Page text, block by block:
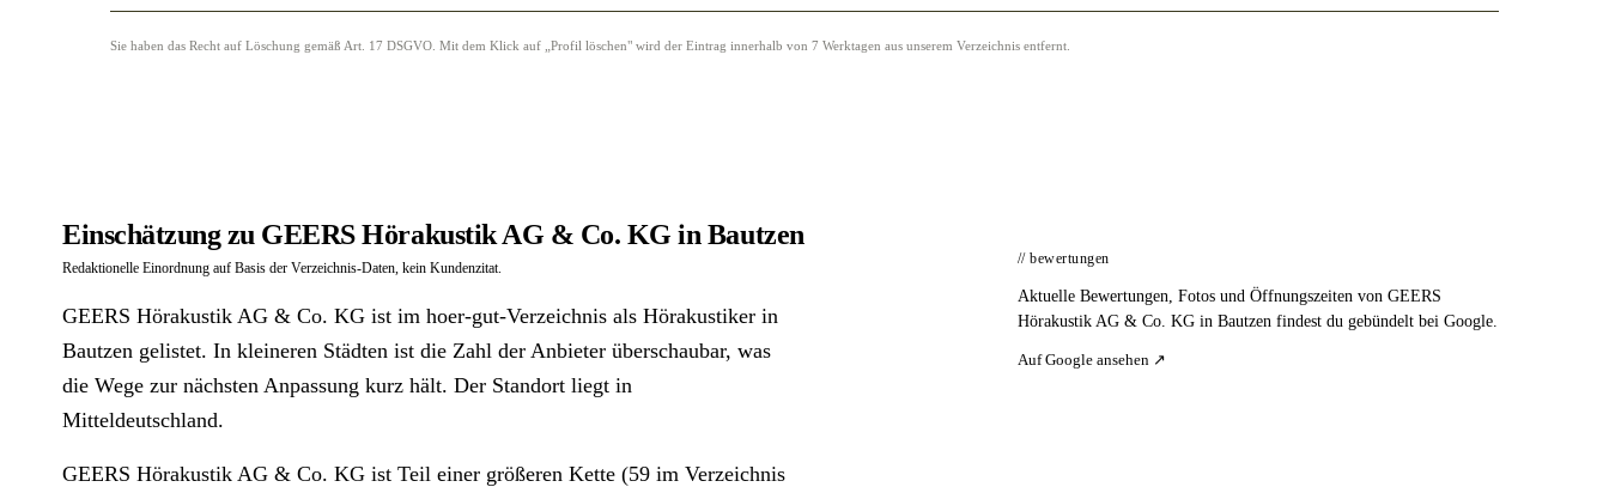
Sie haben das Recht auf Löschung gemäß Art. 17 DSGVO. Mit dem Klick auf „Profil löschen" wird der Eintrag innerhalb von 7 Werktagen aus unserem Verzeichnis entfernt.
Einschätzung zu GEERS Hörakustik AG & Co. KG in Bautzen
Redaktionelle Einordnung auf Basis der Verzeichnis-Daten, kein Kundenzitat.
GEERS Hörakustik AG & Co. KG ist im hoer-gut-Verzeichnis als Hörakustiker in
Bautzen gelistet. In kleineren Städten ist die Zahl der Anbieter überschaubar, was
die Wege zur nächsten Anpassung kurz hält. Der Standort liegt in
Mitteldeutschland.
GEERS Hörakustik AG & Co. KG ist Teil einer größeren Kette (59 im Verzeichnis
// bewertungen
Aktuelle Bewertungen, Fotos und Öffnungszeiten von GEERS
Hörakustik AG & Co. KG in Bautzen findest du gebündelt bei Google.
Auf Google ansehen ↗